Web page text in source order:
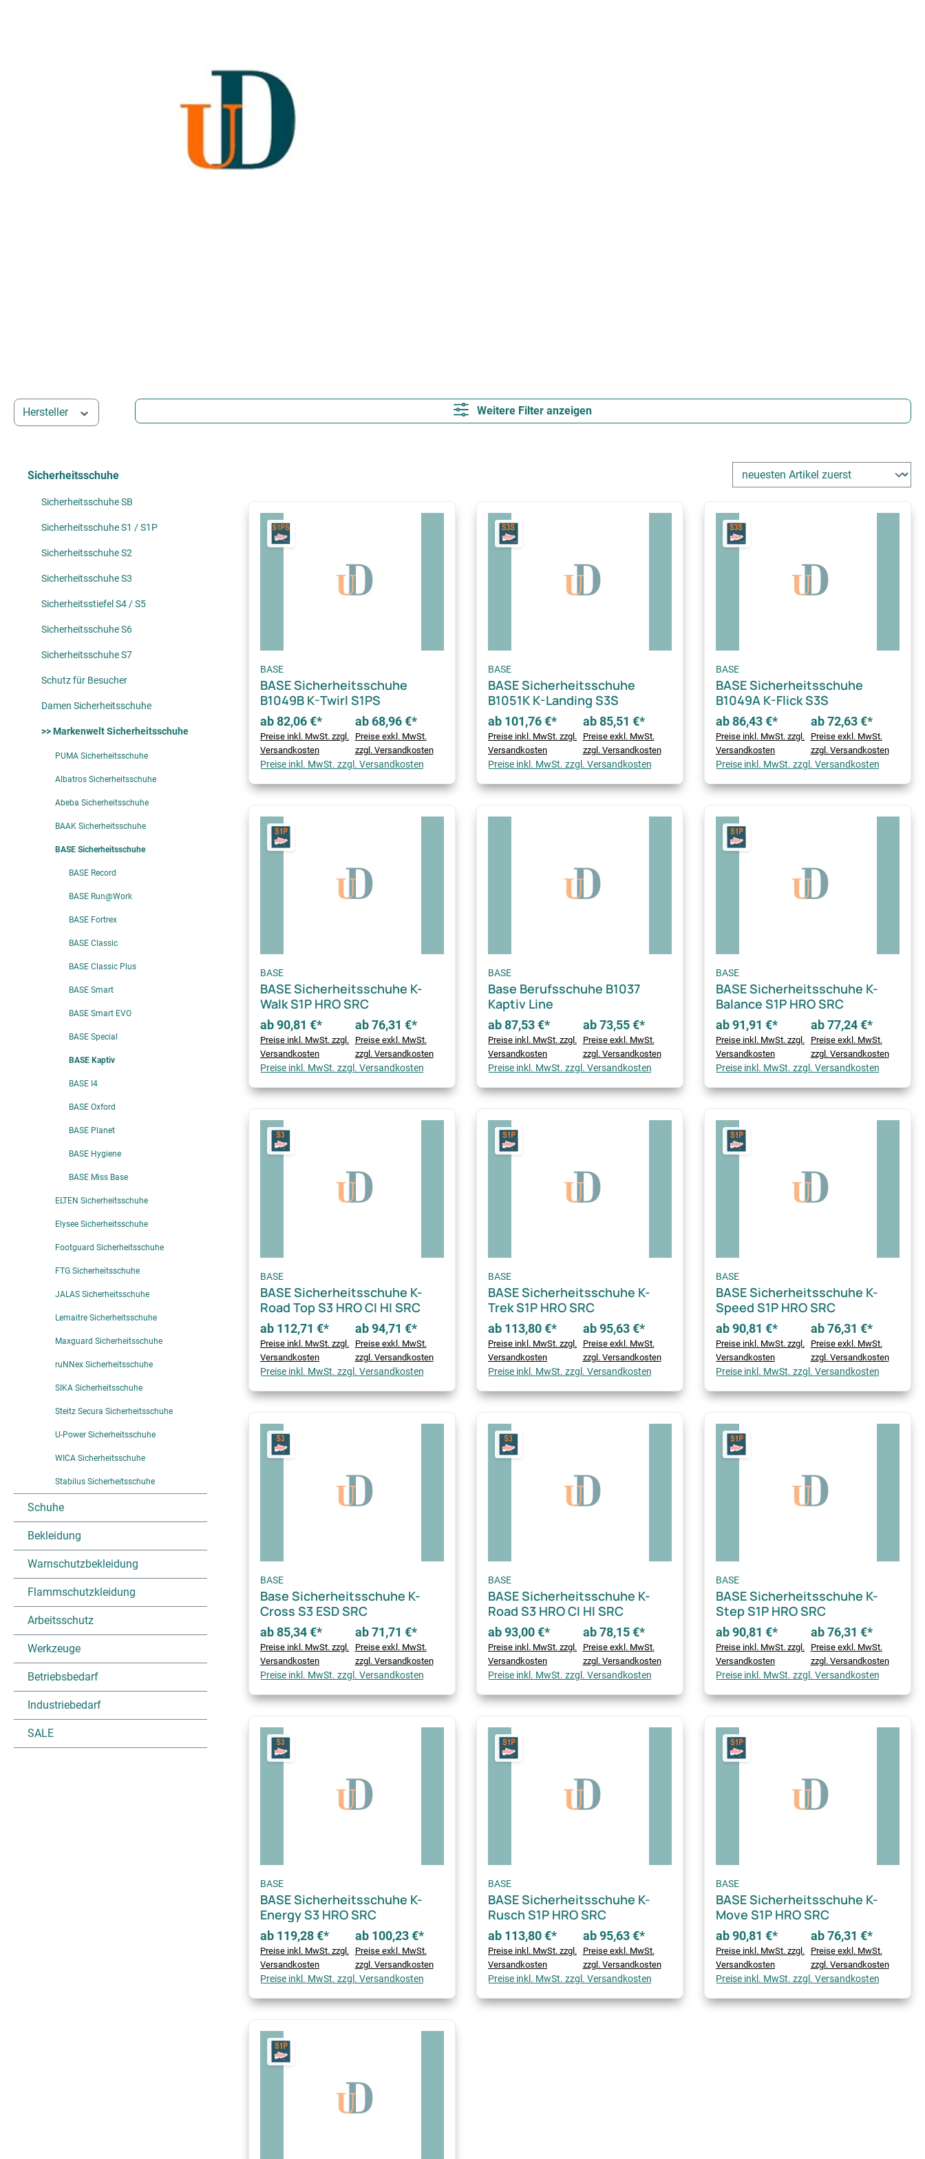
Hersteller Weitere Filter anzeigen
Sicherheitsschuhe
Sicherheitsschuhe SB
Sicherheitsschuhe S1 / S1P
Sicherheitsschuhe S2
Sicherheitsschuhe S3
Sicherheitsstiefel S4 / S5
Sicherheitsschuhe S6
Sicherheitsschuhe S7
Schutz für Besucher
Damen Sicherheitsschuhe
>> Markenwelt Sicherheitsschuhe
PUMA Sicherheitsschuhe
Albatros Sicherheitsschuhe
Abeba Sicherheitsschuhe
BAAK Sicherheitsschuhe
BASE Sicherheitsschuhe
BASE Record
BASE Run@Work
BASE Fortrex
BASE Classic
BASE Classic Plus
BASE Smart
BASE Smart EVO
BASE Special
BASE Kaptiv
BASE I4
BASE Oxford
BASE Planet
BASE Hygiene
BASE Miss Base
ELTEN Sicherheitsschuhe
Elysee Sicherheitsschuhe
Footguard Sicherheitsschuhe
FTG Sicherheitsschuhe
JALAS Sicherheitsschuhe
Lemaitre Sicherheitsschuhe
Maxguard Sicherheitsschuhe
ruNNex Sicherheitsschuhe
SIKA Sicherheitsschuhe
Steitz Secura Sicherheitsschuhe
U-Power Sicherheitsschuhe
WICA Sicherheitsschuhe
Stabilus Sicherheitsschuhe
Schuhe
Bekleidung
Warnschutzbekleidung
Flammschutzkleidung
Arbeitsschutz
Werkzeuge
Betriebsbedarf
Industriebedarf
SALE
BASE
BASE Sicherheitsschuhe
B1049B K-Twirl S1PS
ab 82,06 €*
Preise inkl. MwSt. zzgl.
Versandkosten
ab 68,96 €*
Preise exkl. MwSt.
zzgl. Versandkosten
Preise inkl. MwSt. zzgl. Versandkosten
BASE
BASE Sicherheitsschuhe
B1051K K-Landing S3S
ab 101,76 €*
Preise inkl. MwSt. zzgl.
Versandkosten
ab 85,51 €*
Preise exkl. MwSt.
zzgl. Versandkosten
Preise inkl. MwSt. zzgl. Versandkosten
BASE
BASE Sicherheitsschuhe
B1049A K-Flick S3S
ab 86,43 €*
Preise inkl. MwSt. zzgl.
Versandkosten
ab 72,63 €*
Preise exkl. MwSt.
zzgl. Versandkosten
Preise inkl. MwSt. zzgl. Versandkosten
BASE
BASE Sicherheitsschuhe K-
Walk S1P HRO SRC
ab 90,81 €*
Preise inkl. MwSt. zzgl.
Versandkosten
ab 76,31 €*
Preise exkl. MwSt.
zzgl. Versandkosten
Preise inkl. MwSt. zzgl. Versandkosten
BASE
Base Berufsschuhe B1037
Kaptiv Line
ab 87,53 €*
Preise inkl. MwSt. zzgl.
Versandkosten
ab 73,55 €*
Preise exkl. MwSt.
zzgl. Versandkosten
Preise inkl. MwSt. zzgl. Versandkosten
BASE
BASE Sicherheitsschuhe K-
Balance S1P HRO SRC
ab 91,91 €*
Preise inkl. MwSt. zzgl.
Versandkosten
ab 77,24 €*
Preise exkl. MwSt.
zzgl. Versandkosten
Preise inkl. MwSt. zzgl. Versandkosten
BASE
BASE Sicherheitsschuhe K-
Road Top S3 HRO CI HI SRC
ab 112,71 €*
Preise inkl. MwSt. zzgl.
Versandkosten
ab 94,71 €*
Preise exkl. MwSt.
zzgl. Versandkosten
Preise inkl. MwSt. zzgl. Versandkosten
BASE
BASE Sicherheitsschuhe K-
Trek S1P HRO SRC
ab 113,80 €*
Preise inkl. MwSt. zzgl.
Versandkosten
ab 95,63 €*
Preise exkl. MwSt.
zzgl. Versandkosten
Preise inkl. MwSt. zzgl. Versandkosten
BASE
BASE Sicherheitsschuhe K-
Speed S1P HRO SRC
ab 90,81 €*
Preise inkl. MwSt. zzgl.
Versandkosten
ab 76,31 €*
Preise exkl. MwSt.
zzgl. Versandkosten
Preise inkl. MwSt. zzgl. Versandkosten
BASE
Base Sicherheitsschuhe K-
Cross S3 ESD SRC
ab 85,34 €*
Preise inkl. MwSt. zzgl.
Versandkosten
ab 71,71 €*
Preise exkl. MwSt.
zzgl. Versandkosten
Preise inkl. MwSt. zzgl. Versandkosten
BASE
BASE Sicherheitsschuhe K-
Road S3 HRO CI HI SRC
ab 93,00 €*
Preise inkl. MwSt. zzgl.
Versandkosten
ab 78,15 €*
Preise exkl. MwSt.
zzgl. Versandkosten
Preise inkl. MwSt. zzgl. Versandkosten
BASE
BASE Sicherheitsschuhe K-
Step S1P HRO SRC
ab 90,81 €*
Preise inkl. MwSt. zzgl.
Versandkosten
ab 76,31 €*
Preise exkl. MwSt.
zzgl. Versandkosten
Preise inkl. MwSt. zzgl. Versandkosten
BASE
BASE Sicherheitsschuhe K-
Energy S3 HRO SRC
ab 119,28 €*
Preise inkl. MwSt. zzgl.
Versandkosten
ab 100,23 €*
Preise exkl. MwSt.
zzgl. Versandkosten
Preise inkl. MwSt. zzgl. Versandkosten
BASE
BASE Sicherheitsschuhe K-
Rusch S1P HRO SRC
ab 113,80 €*
Preise inkl. MwSt. zzgl.
Versandkosten
ab 95,63 €*
Preise exkl. MwSt.
zzgl. Versandkosten
Preise inkl. MwSt. zzgl. Versandkosten
BASE
BASE Sicherheitsschuhe K-
Move S1P HRO SRC
ab 90,81 €*
Preise inkl. MwSt. zzgl.
Versandkosten
ab 76,31 €*
Preise exkl. MwSt.
zzgl. Versandkosten
Preise inkl. MwSt. zzgl. Versandkosten